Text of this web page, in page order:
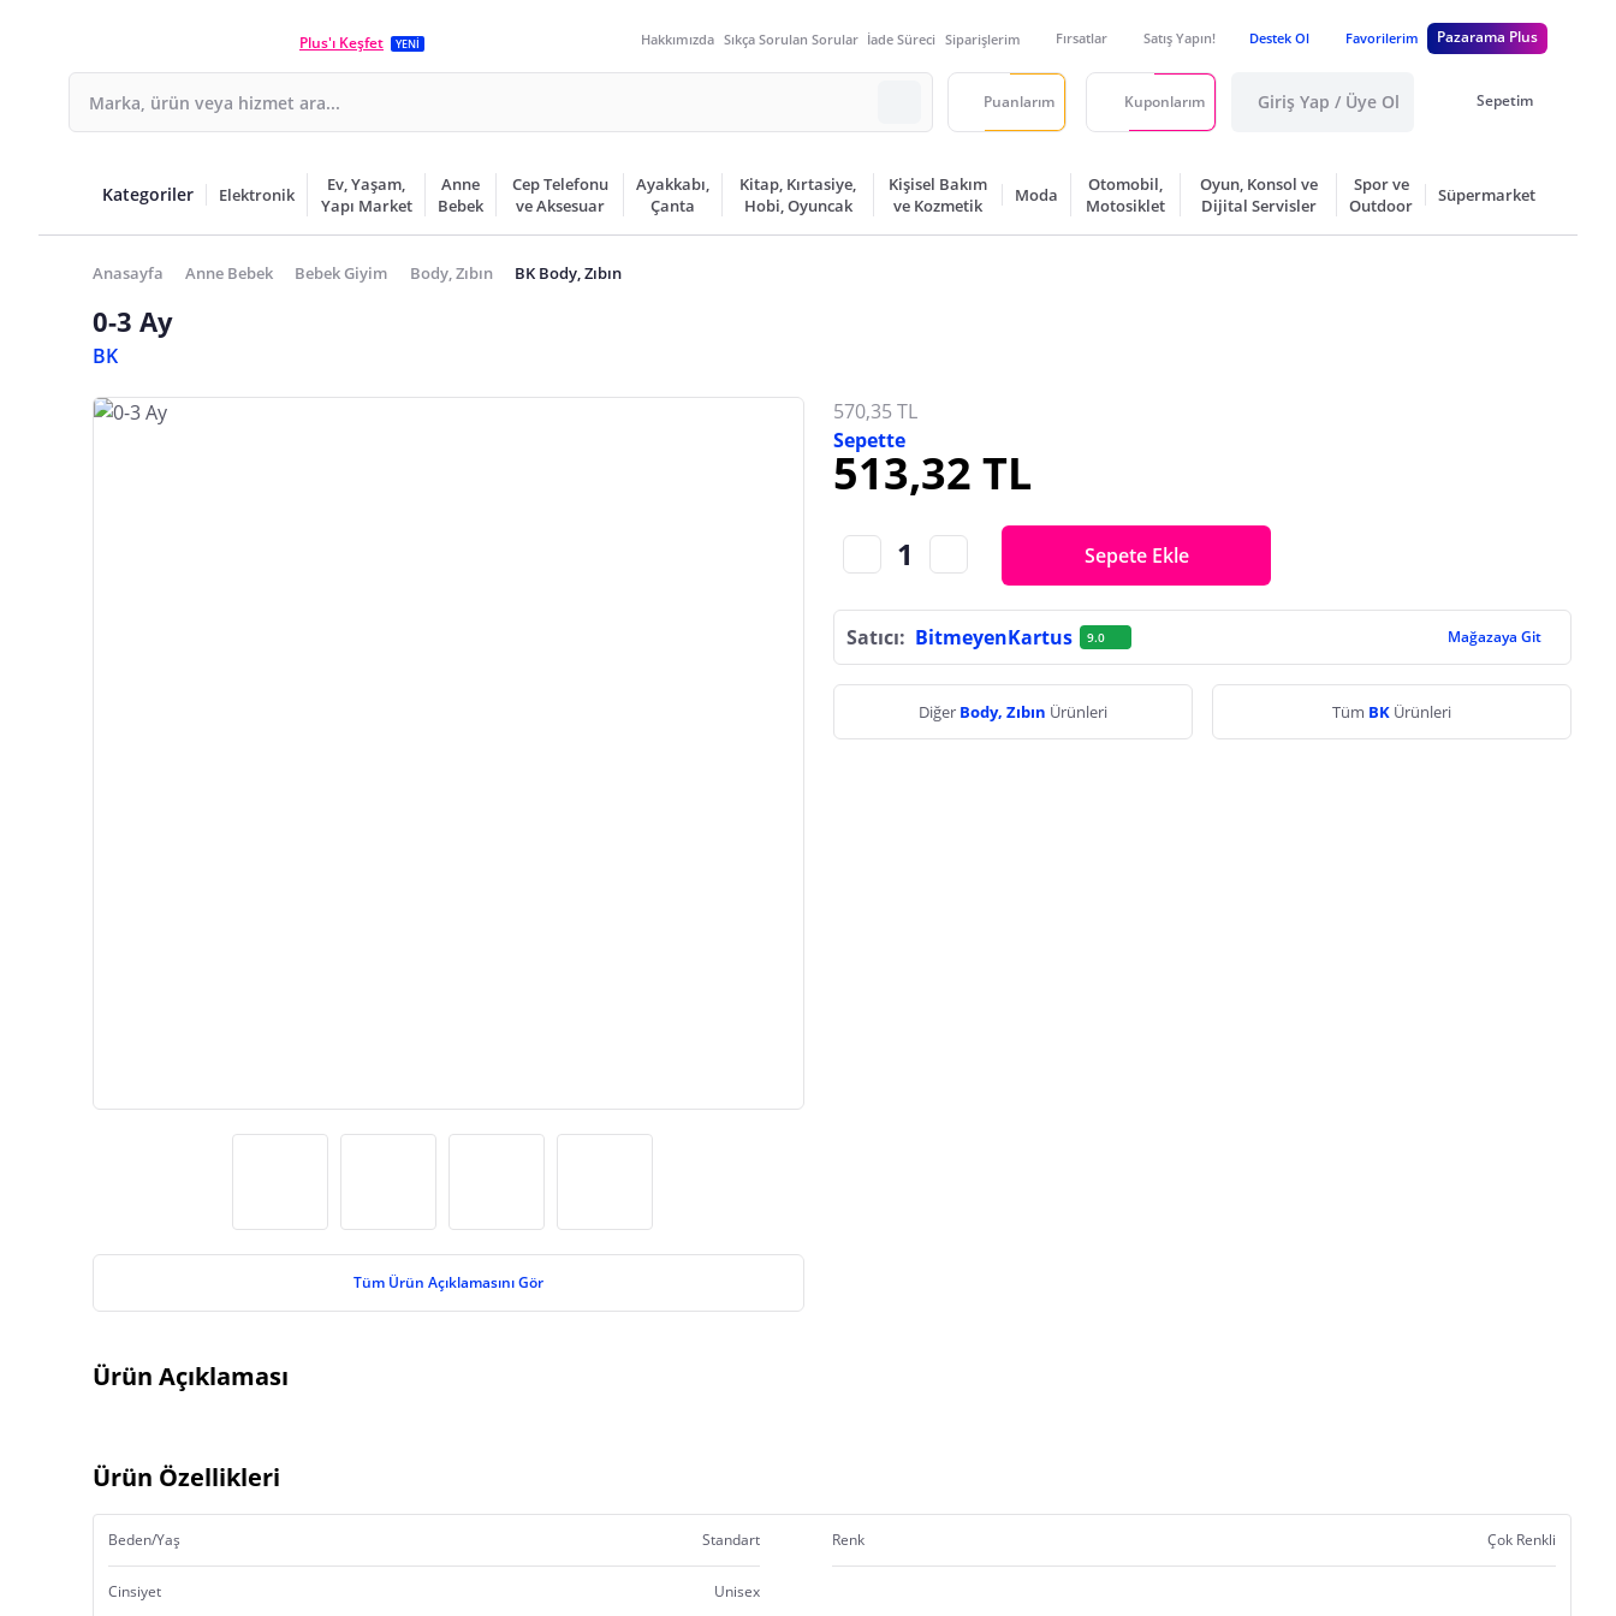
Plus'ı Keşfet YENİ Hakkımızda Sıkça Sorulan Sorular İade Süreci Siparişlerim Fırsatlar Satış Yapın! Destek Ol Favorilerim Pazarama Plus
Puanlarım Kuponlarım Giriş Yap / Üye Ol Sepetim
Kategoriler Elektronik
Ev, Yaşam,
Yapı Market
Anne
Bebek
Cep Telefonu
ve Aksesuar
Ayakkabı,
Çanta
Kitap, Kırtasiye,
Hobi, Oyuncak
Kişisel Bakım
ve Kozmetik
Moda
Otomobil,
Motosiklet
Oyun, Konsol ve
Dijital Servisler
Spor ve
Outdoor
Süpermarket
Anasayfa Anne Bebek Bebek Giyim Body, Zıbın BK Body, Zıbın
0-3 Ay
BK
Tüm Ürün Açıklamasını Gör
570,35 TL
Sepette
513,32 TL
Sepete Ekle
Satıcı: BitmeyenKartus 9.0 Mağazaya Git
Diğer Body, Zıbın Ürünleri Tüm BK Ürünleri
Ürün Açıklaması
Ürün Özellikleri
Beden/Yaş Standart Renk Çok Renkli
Cinsiyet Unisex